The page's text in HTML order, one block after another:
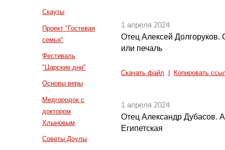
Скауты
Проект "Гостевая
семья"
Фестиваль
"Царские дни"
Основы веры
Медгородок с
доктором
Хлыновым
Советы Доулы
1 апреля 2024
Отец Алексей Долгоруков.
или печаль
Скачать файл Копировать
1 апреля 2024
Отец Александр Дубасов.
Египетская